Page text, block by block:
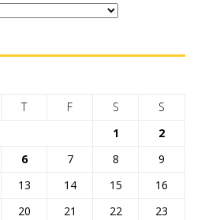
T F S
S
1
2
6 7 8
9
13 14 15
16
20 21 22
23